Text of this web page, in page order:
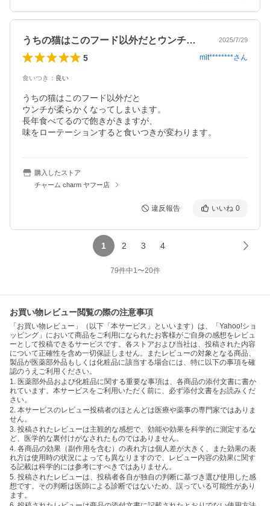
うちの猫はこのフード以外だとウンチが柔… 2025/7/29
5 mit********さん
食いつき ： 良い
うちの猫はこのフード以外だと
ウンチが柔らかくなってしまいます。
長年食べてるので飽きがきますが、
味をローテーションすると食いつきが変わります。
購入したストア
チャーム charm ヤフー店
違反報告 いいね 0
1 2 3 4
79件中1〜20件
お買い物レビュー閲覧の際の注意事項
「お買い物レビュー」（以下「本サービス」といいます）は、「Yahoo!ショ
ッピング」において商品をご利用になられたお客様がご自身の感想をレビュ
ーとして投稿できるサービスです。各ストアおよび当社は、投稿された内容
について正確性を含め一切保証しません。またレビューの対象となる商品、
製品が医薬部外品もしくは化粧品に該当する場合には、特に以下の事項を確
認のうえご利用ください。
1. 医薬部外品および化粧品に関する重要な事項は、各商品の添付文書に書か
れています。本サービスをご利用いただく前に、必ず添付文書をお読みくだ
さい。
2. 本サービスのレビュー投稿者のほとんどは医療や薬事の専門家ではありま
せん。
3. 投稿されたレビューは主観的な感想で、効能や効果を科学的に測定するな
ど、医学的な裏付けがなされたものではありません。
4. 各商品の効果（副作用を含む）の表れ方は個人差が大きく、また効果の表
れ方は使用時の状況によっても異なりますので、レビュー内容の効果に関す
る記載は科学的には参考にすべきではありません。
5. 投稿されたレビューは、投稿者各自が独自の判断に基づき選び使用した感
想です。その判断は医師による診断ではないため、誤っている可能性があり
ます。